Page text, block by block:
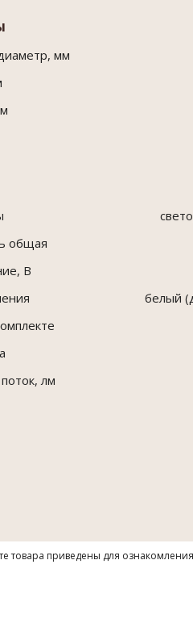
мм
общая
В
белый
лм
товара приведены для